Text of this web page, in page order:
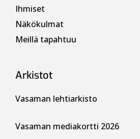
Ihmiset
Näkökulmat
Meillä tapahtuu
Arkistot
Vasaman lehtiarkisto
Vasaman mediakortti 2026